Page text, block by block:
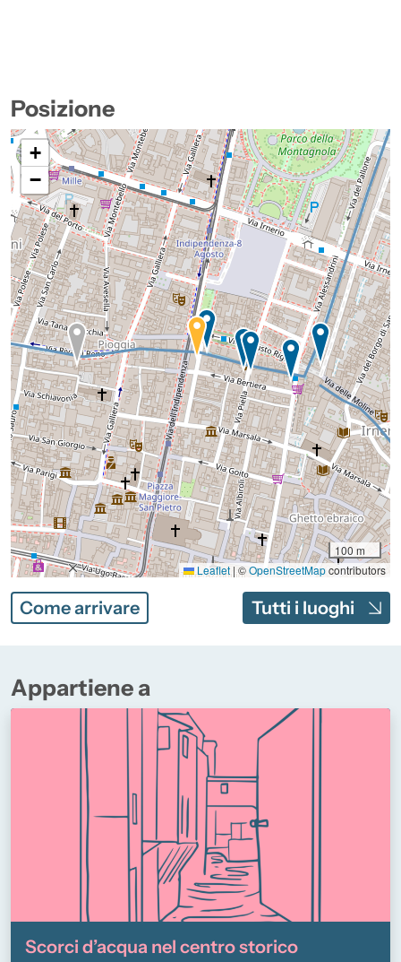
Posizione
+
−
100 m
Leaflet |©OpenStreetMapcontributors
Come arrivare Tutti i luoghi
Appartiene a
Scorci d’acqua nel centro storico